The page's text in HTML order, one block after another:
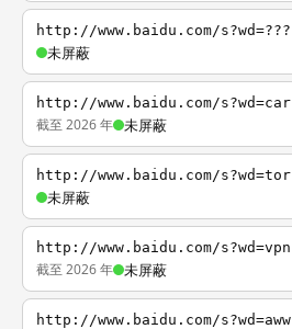
http://www.baidu.com/s?wd=???
未屏蔽
http://www.baidu.com/s?wd=car
截至 2026 年 未屏蔽
http://www.baidu.com/s?wd=tor
未屏蔽
http://www.baidu.com/s?wd=vpn
截至 2026 年 未屏蔽
http://www.baidu.com/s?wd=aww